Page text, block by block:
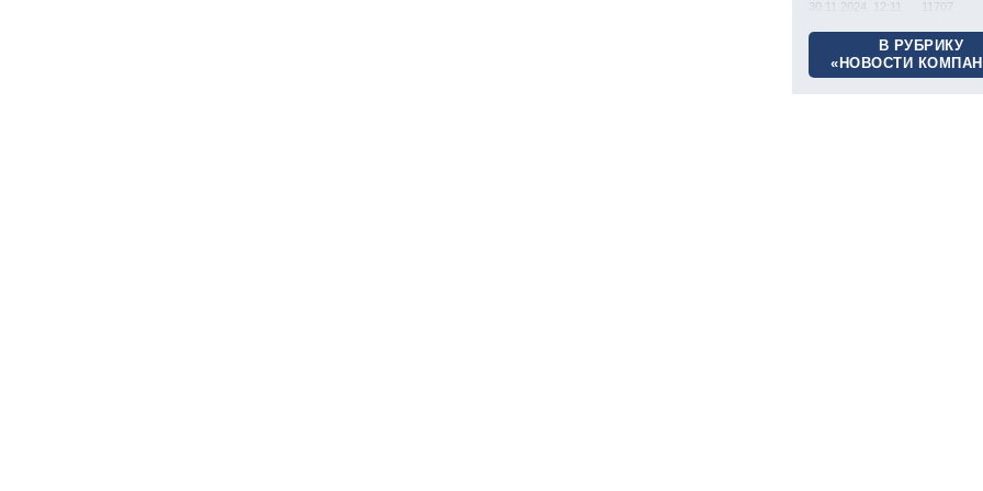
30.11.2024 12:11 11707
В РУБРИКУ
«НОВОСТИ